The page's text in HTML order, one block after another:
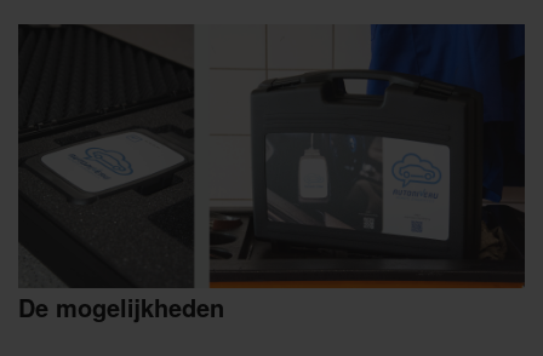
De mogelijkheden